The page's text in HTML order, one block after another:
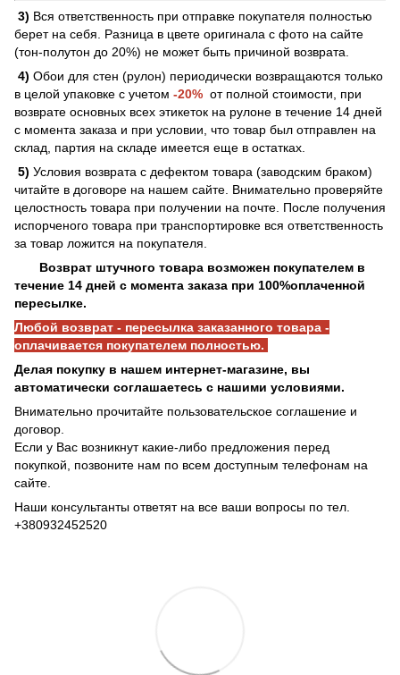
3) Вся ответственность при отправке покупателя полностью
берет на себя. Разница в цвете оригинала с фото на сайте
(тон-полутон до 20%) не может быть причиной возврата.
4) Обои для стен (рулон) периодически возвращаются только
в целой упаковке с учетом -20% от полной стоимости, при
возврате основных всех этикеток на рулоне в течение 14 дней
с момента заказа и при условии, что товар был отправлен на
склад, партия на складе имеется еще в остатках.
5) Условия возврата с дефектом товара (заводским браком)
читайте в договоре на нашем сайте. Внимательно проверяйте
целостность товара при получении на почте. После получения
испорченого товара при транспортировке вся ответственность
за товар ложится на покупателя.
Возврат штучного товара возможен покупателем в
течение 14 дней с момента заказа при 100%оплаченной
пересылке.
Любой возврат - пересылка заказанного товара -
оплачивается покупателем полностью.
Делая покупку в нашем интернет-магазине, вы
автоматически соглашаетесь с нашими условиями.
Внимательно прочитайте пользовательское соглашение и
договор.
Если у Вас возникнут какие-либо предложения перед
покупкой, позвоните нам по всем доступным телефонам на
сайте.
Наши консультанты ответят на все ваши вопросы по тел.
+380932452520